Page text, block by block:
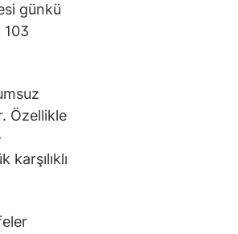
günkü
103
Özellikle
karşılıklı